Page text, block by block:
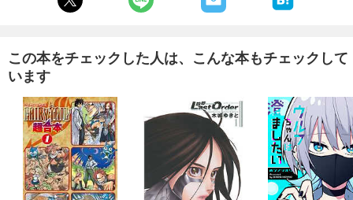
この本をチェックした人は、こんな本もチェックして
います